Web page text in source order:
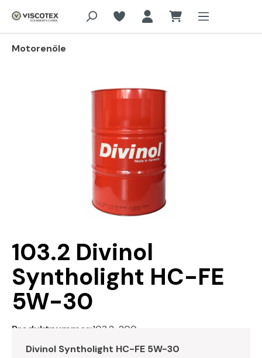
Zum Hauptinhalt springen
Motorenöle
Bildergalerie überspringen
103.2 Divinol
Syntholight HC-FE
5W-30
Produktnummer:103.2-200
Divinol Syntholight HC-FE 5W-30